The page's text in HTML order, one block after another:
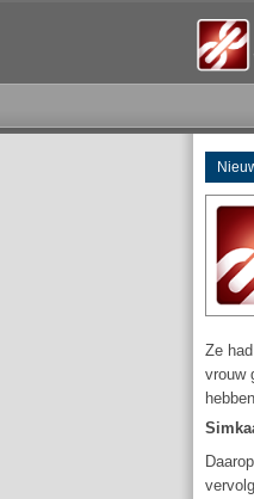
Ze
vrouw